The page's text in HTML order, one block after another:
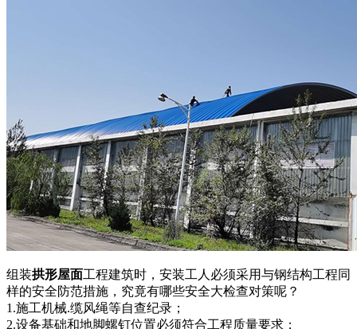
组装拱形屋面工程建筑时，安装工人必须采用与钢结构工程同
样的安全防范措施，究竟有哪些安全大检查对策呢？
1.施工机械.缆风绳等自查纪录；
2.设备基础和地脚螺钉位置必须符合工程质量要求；